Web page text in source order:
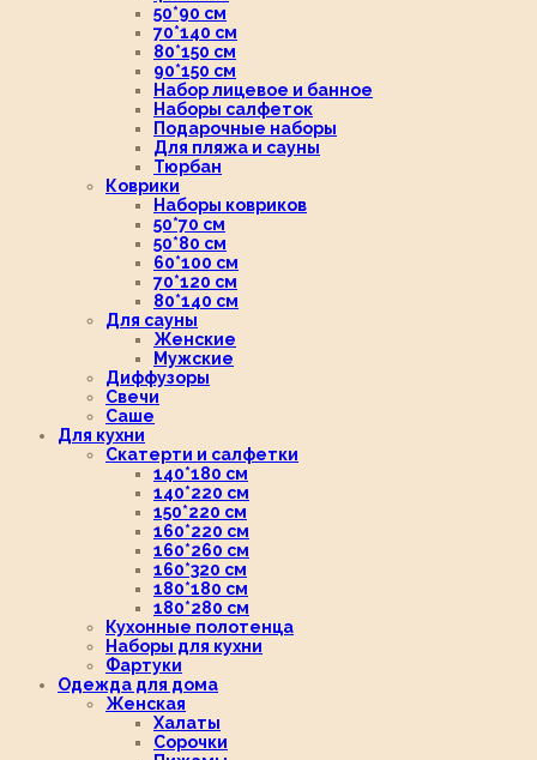
50*90 см
70*140 см
80*150 см
90*150 см
Набор лицевое и банное
Наборы салфеток
Подарочные наборы
Для пляжа и сауны
Тюрбан
Коврики
Наборы ковриков
50*70 см
50*80 см
60*100 см
70*120 см
80*140 см
Для сауны
Женские
Мужские
Диффузоры
Свечи
Саше
Для кухни
Скатерти и салфетки
140*180 см
140*220 см
150*220 см
160*220 см
160*260 см
160*320 см
180*180 см
180*280 см
Кухонные полотенца
Наборы для кухни
Фартуки
Одежда для дома
Женская
Халаты
Сорочки